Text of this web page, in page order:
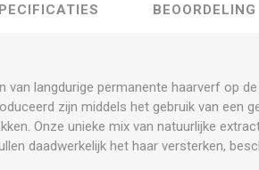
BEOORDELING
van langdurige permanente haarverf op
zijn middels het gebruik van een
Onze unieke mix van natuurlijke
daadwerkelijk het haar versterken,